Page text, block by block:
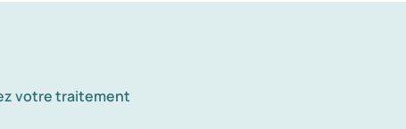
votre traitement